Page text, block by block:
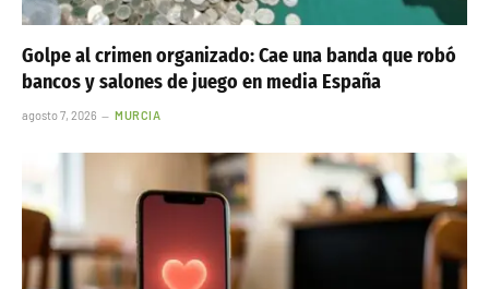
Golpe al crimen organizado: Cae una banda que robó
bancos y salones de juego en media España
agosto 7, 2026 MURCIA